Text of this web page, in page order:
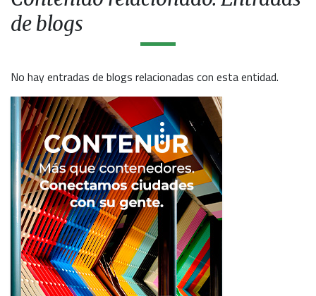
de blogs
No hay entradas de blogs relacionadas con esta entidad.